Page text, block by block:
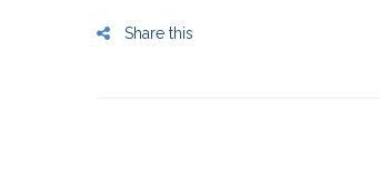
Share this